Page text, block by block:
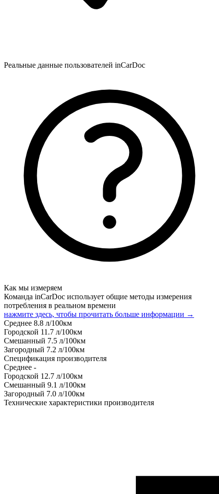
Реальные данные пользователей inCarDoc
Как мы измеряем
Команда inCarDoc использует общие методы измерения
потребления в реальном времени
нажмите здесь, чтобы прочитать больше информации →
Среднее 8.8 л/100км
Городской 11.7 л/100км
Смешанный 7.5 л/100км
Загородный 7.2 л/100км
Спецификация производителя
Среднее -
Городской 12.7 л/100км
Смешанный 9.1 л/100км
Загородный 7.0 л/100км
Технические характеристики производителя